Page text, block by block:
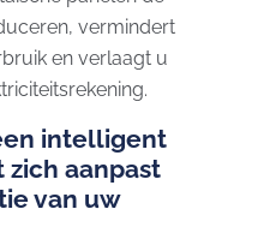
vermindert
en verlaagt u
intelligent
aanpast
van uw